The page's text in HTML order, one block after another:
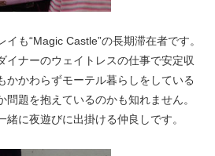
も“Magic Castle”の長期滞在者です。
イナーのウェイトレスの仕事で安定収
かかわらずモーテル暮らしをしている
問題を抱えているのかも知れません。
に夜遊びに出掛ける仲良しです。